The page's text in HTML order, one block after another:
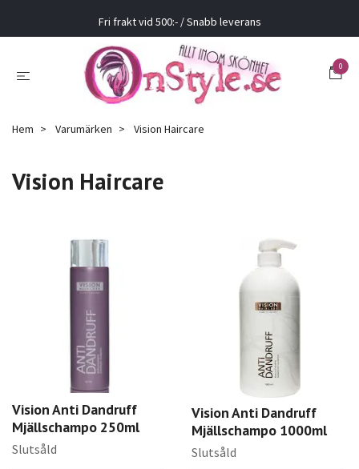
Fri frakt vid 500:- / Snabb leverans
0
Hem Varumärken Vision Haircare
Vision Haircare
Vision Anti Dandruff
Mjällschampo 250ml
Slutsåld
Vision Anti Dandruff
Mjällschampo 1000ml
Slutsåld